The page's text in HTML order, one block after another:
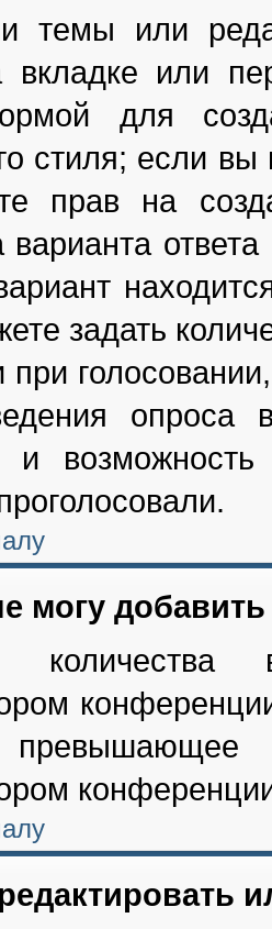
темы или
вкладке или
для
стиля; если
прав на
задать
при
опроса
и возможность
могу
количества